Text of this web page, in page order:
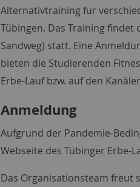
Alternativtraining für
Tübingen. Das Training findet
Sandweg) statt. Eine
bieten die Studierenden
Erbe-Lauf bzw. auf den
Anmeldung
Aufgrund der Pandemie-
Webseite des Tübinger Erbe-
Das Organisationsteam freut